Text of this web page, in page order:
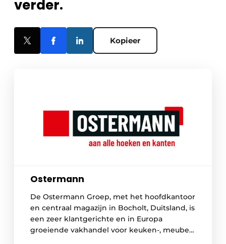
verder.
Kopieer
Ostermann
De Ostermann Groep, met het hoofdkantoor
en centraal magazijn in Bocholt, Duitsland, is
een zeer klantgerichte en in Europa
groeiende vakhandel voor keuken-, meubel-